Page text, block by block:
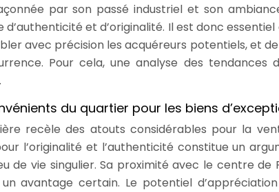
par son passé industriel et son
et d’originalité. Il est donc
avec précision les acquéreurs potentiels, et
Pour cela, une analyse des
du quartier pour les biens
recèle des atouts considérables pour la
l’originalité et l’authenticité constitue un
de vie singulier. Sa proximité avec le centre
avantage certain. Le potentiel